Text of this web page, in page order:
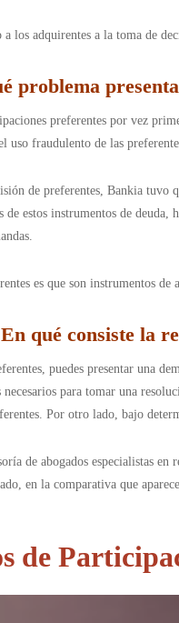
los adquirentes a la toma de
problema
preferentes por vez
fraudulento de las
de preferentes, Bankia
de estos instrumentos de
es que son instrumentos
qué consiste la
puedes presentar una
para tomar una
Por otro lado, bajo
de abogados especialistas
en la comparativa que
de